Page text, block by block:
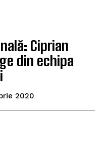
Ciprian
din echipa
2020